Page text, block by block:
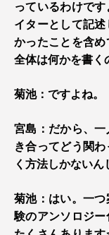
っているわけで
イターとして記
かったことを含
全体は何かを書く
菊池：ですよね。
宮島：だから、
き合ってどう関
く方法しかないん
菊池：はい。一
験のアンソロジ